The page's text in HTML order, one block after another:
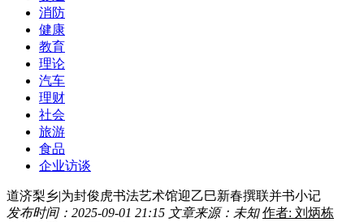
消防
健康
教育
理论
汽车
理财
社会
旅游
食品
企业访谈
道济梨乡|为封俊虎书法艺术馆迎乙巳新春撰联并书小记
发布时间：2025-09-01 21:15 文章来源：未知 作者: 刘炳栋